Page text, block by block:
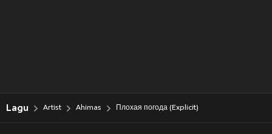
Lagu Artist Ahimas Плохая погода (Explicit)